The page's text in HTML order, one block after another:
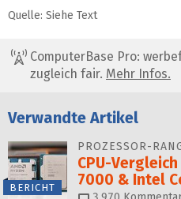
Quelle: Siehe Text
ComputerBase Pro:
zugleich fair. Mehr Infos.
Verwandte Artikel
BERICHT
PROZESSOR-
CPU-
7000 & Intel